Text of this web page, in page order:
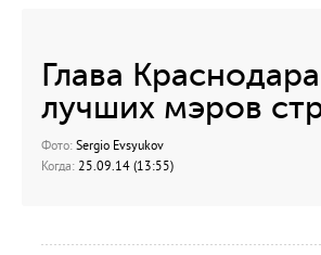
Глава
лучших мэров
Фото: Sergio Evsyukov
Когда: 25.09.14 (13:55)